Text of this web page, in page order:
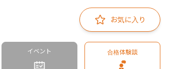
お気に入り
イベント 合格体験談